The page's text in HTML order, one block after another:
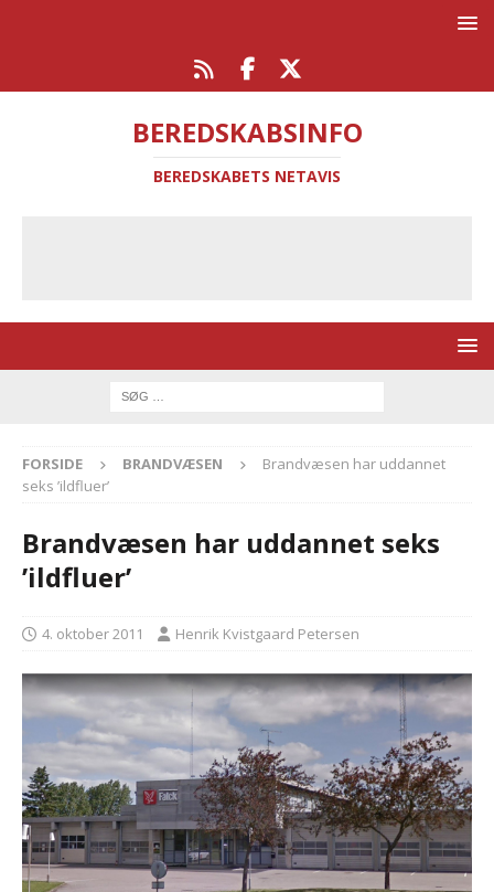
BEREDSKABSINFO
BEREDSKABETS NETAVIS
FORSIDE BRANDVÆSEN
Brandvæsen har uddannet
seks ’ildfluer’
Brandvæsen har uddannet seks
’ildfluer’
4. oktober 2011 Henrik Kvistgaard Petersen